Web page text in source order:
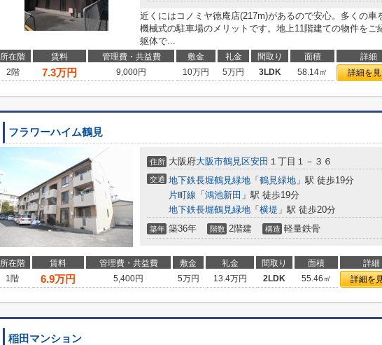
近くにはコノミヤ徳庵店(217m)があるので安心。多くの車
機械式の駐車場のメリットです。地上11階建ての物件をご
躯体で...
所在階 賃料 管理費・共益費 敷金 礼金 間取り 面積 詳細
2階
7.3万円 9,000円 10万円 5万円 3LDK 58.14㎡ 詳細を
フラワーハイム鶴見
住所 大阪府大阪市鶴見区安田 １丁目１－３６
交通 地下鉄長堀鶴見緑地 「 鶴見緑地 」駅 徒歩19分
片町線 「 鴻池新田 」駅 徒歩19分
地下鉄長堀鶴見緑地 「 横堤 」駅 徒歩20分
築年 築36年 階数 2階建 構造 軽量鉄骨
所在階 賃料 管理費・共益費 敷金 礼金 間取り 面積 詳細
1階
6.9万円 5,400円 5万円 13.4万円 2LDK 55.46㎡ 詳細を
稲田マンション